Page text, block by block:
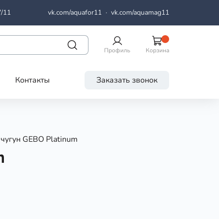
11 vk.com/aquafor11· vk.com/aquamag11
Профиль Корзина
Контакты Заказать звонок
GEBO Platinum